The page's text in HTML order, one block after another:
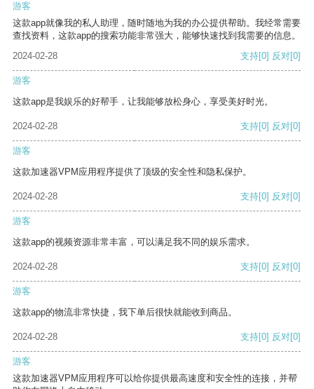
游客
这款app就像我的私人助理，随时随地为我的办公提供帮助。我经常需要
查找资料，这款app的搜索功能非常强大，能够快速找到我需要的信息。
2024-02-28
支持[0] 反对[0]
游客
这款app是我娱乐的好帮手，让我能够放松身心，享受美好时光。
2024-02-28 支持[0] 反对[0]
游客
这款加速器VPM应用程序提供了顶级的安全性和隐私保护。
2024-02-28 支持[0] 反对[0]
游客
这款app的视频资源非常丰富，可以满足我不同的娱乐需求。
2024-02-28 支持[0] 反对[0]
游客
这款app的物流非常快捷，我下单后很快就能收到商品。
2024-02-28 支持[0] 反对[0]
游客
这款加速器VPM应用程序可以给你提供最高速度和安全性的连接，并帮